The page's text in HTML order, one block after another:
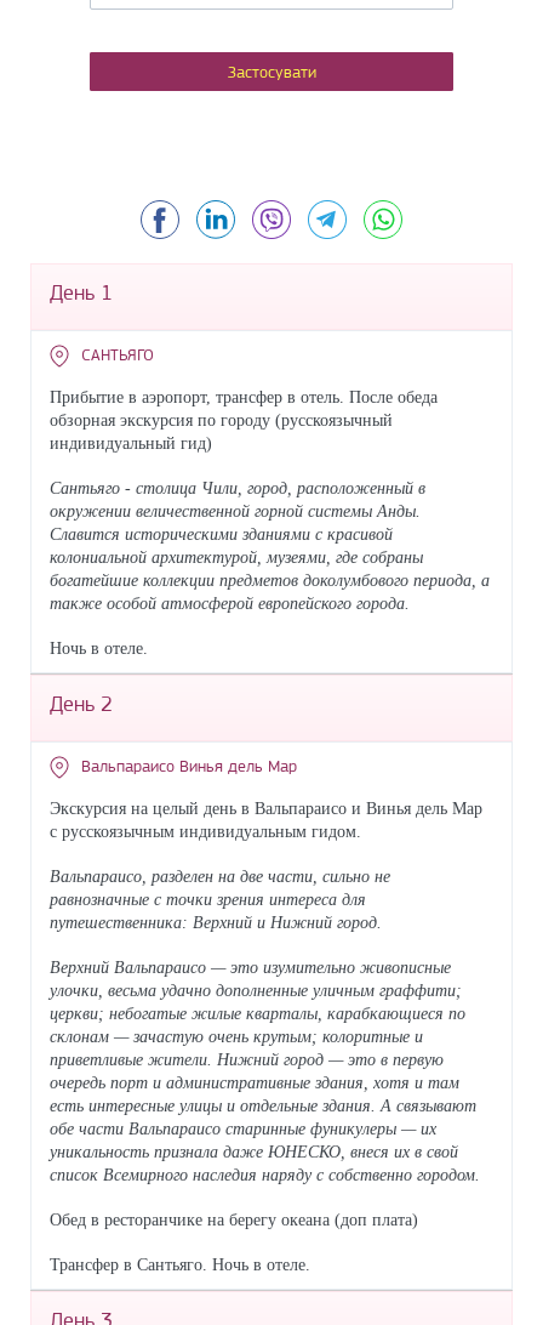
Facebook LinkedIn Viber Telegram
День 1
САНТЬЯГО
Прибытие в аэропорт, трансфер в отель. После обеда
обзорная экскурсия по городу (русскоязычный
индивидуальный гид)
Сантьяго - столица Чили, город, расположенный в
окружении величественной горной системы Анды.
Славится историческими зданиями с красивой
колониальной архитектурой, музеями, где собраны
богатейшие коллекции предметов доколумбового периода, а
также особой атмосферой европейского города.
Ночь в отеле.
День 2
Вальпараисо Винья дель Мар
Экскурсия на целый день в Вальпараисо и Винья дель Мар
с русскоязычным индивидуальным гидом.
Вальпараисо, разделен на две части, сильно не
равнозначные с точки зрения интереса для
путешественника: Верхний и Нижний город.
Верхний Вальпараисо — это изумительно живописные
улочки, весьма удачно дополненные уличным граффити;
церкви; небогатые жилые кварталы, карабкающиеся по
склонам — зачастую очень крутым; колоритные и
приветливые жители. Нижний город — это в первую
очередь порт и административные здания, хотя и там
есть интересные улицы и отдельные здания. А связывают
обе части Вальпараисо старинные фуникулеры — их
уникальность признала даже ЮНЕСКО, внеся их в свой
список Всемирного наследия наряду с собственно городом.
Обед в ресторанчике на берегу океана (доп плата)
Трансфер в Сантьяго. Ночь в отеле.
День 3